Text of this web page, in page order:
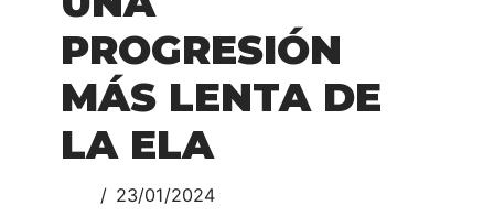
PROGRESIÓN
MÁS LENTA DE
LA ELA
23/01/2024